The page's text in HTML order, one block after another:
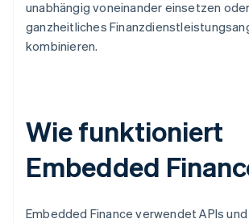
unabhängig voneinander einsetzen
ganzheitliches
kombinieren.
Wie funktioniert
Embedded
Embedded Finance verwendet APIs und